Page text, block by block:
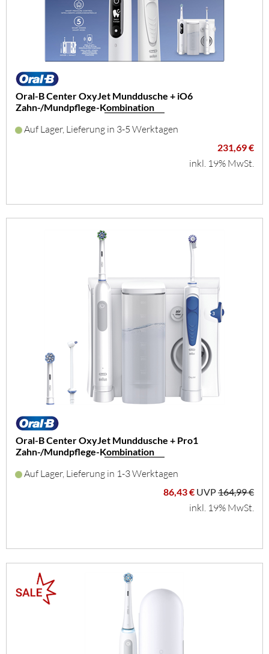
Oral-B Center OxyJet Munddusche + iO6
Zahn-/Mundpflege-Kombination
Auf Lager, Lieferung in 3-5 Werktagen
231,69 €
inkl. 19% MwSt.
Oral-B Center OxyJet Munddusche + Pro1
Zahn-/Mundpflege-Kombination
Auf Lager, Lieferung in 1-3 Werktagen
86,43 € UVP164,99 €
inkl. 19% MwSt.